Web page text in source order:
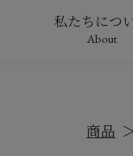
私たちにつ
About
商品